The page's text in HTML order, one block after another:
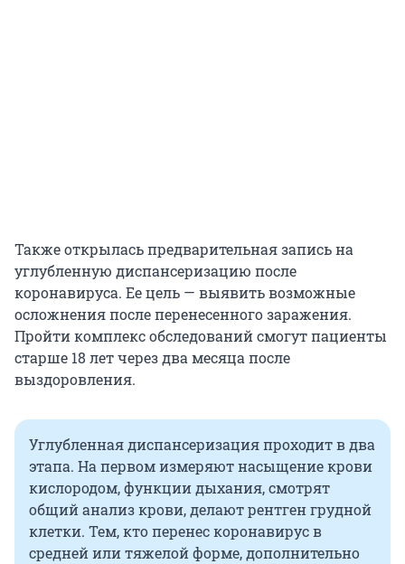
Также открылась предварительная запись на
углубленную диспансеризацию после
коронавируса. Ее цель — выявить возможные
осложнения после перенесенного заражения.
Пройти комплекс обследований смогут пациенты
старше 18 лет через два месяца после
выздоровления.
Углубленная диспансеризация проходит в два
этапа. На первом измеряют насыщение крови
кислородом, функции дыхания, смотрят
общий анализ крови, делают рентген грудной
клетки. Тем, кто перенес коронавирус в
средней или тяжелой форме, дополнительно